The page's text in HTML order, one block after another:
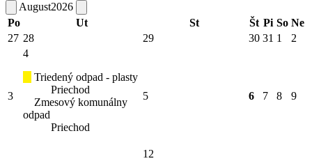
August2026
Po
Ut St Št Pi So Ne
27 28 29 30 31 1 2
3
4
Triedený odpad - plasty
Priechod
Zmesový komunálny
odpad
Priechod
5 6 7 8 9
12